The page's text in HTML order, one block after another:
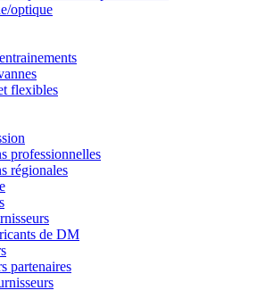
optique
flexibles
professionnelles
régionales
de DM
partenaires